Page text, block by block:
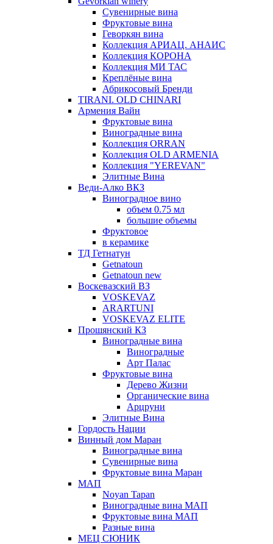
Сувенирные вина
Фруктовые вина
Геворкян вина
Коллекция АРИАЦ. АНАИС
Коллекция КОРОНА
Коллекция МИ ТАС
Креплёные вина
Абрикосовый Бренди
TIRANI. OLD CHINARI
Армения Вайн
Фруктовые вина
Виноградные вина
Коллекция ORRAN
Коллекция OLD ARMENIA
Коллекция "YEREVAN"
Элитные Вина
Веди-Алко ВКЗ
Виноградное вино
объем 0.75 мл
большие объемы
Фруктовое
в керамике
ТД Гетнатун
Getnatoun
Getnatoun new
Воскевазский ВЗ
VOSKEVAZ
ARARTUNI
VOSKEVAZ ELITE
Прошянский КЗ
Виноградные вина
Виноградные
Арт Палас
Фруктовые вина
Дерево Жизни
Органические вина
Арцруни
Элитные Вина
Гордость Нации
Винный дом Маран
Виноградные вина
Сувенирные вина
Фруктовые вина Маран
МАП
Noyan Tapan
Виноградные вина МАП
Фруктовые вина МАП
Разные вина
МЕЦ СЮНИК